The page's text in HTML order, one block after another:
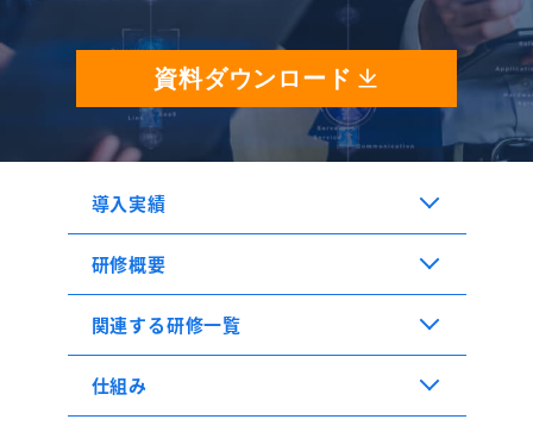
資料ダウンロード
導入実績
研修概要
関連する研修一覧
仕組み